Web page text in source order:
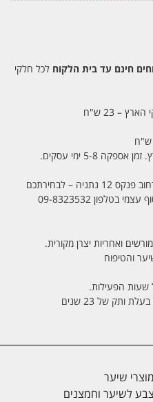
חינם עד בית הלקוח לכל חלקי
– 23 ש"ח
09-8323532
ואחריות יצרן מקורית.
שעות הפעילות.
ותק של 23 שנים
מוצרי שיער
צבע לשיער וחמצנים